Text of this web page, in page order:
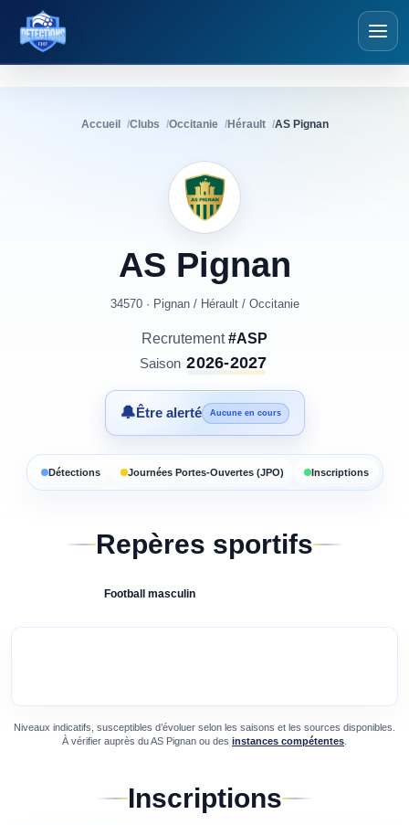
Détections Foot
Accueil Clubs Occitanie Hérault AS Pignan
AS Pignan
34570 · Pignan/ Hérault/ Occitanie
Recrutement#ASP
Saison 2026-2027
🔔Être alerté Aucune en cours
Détections Journées Portes-Ouvertes (JPO) Inscriptions
Repères sportifs
Football masculin
Niveaux indicatifs, susceptibles d’évoluer selon les saisons et les sources disponibles.
À vérifier auprès duAS Pignan ou des instances compétentes
Inscriptions